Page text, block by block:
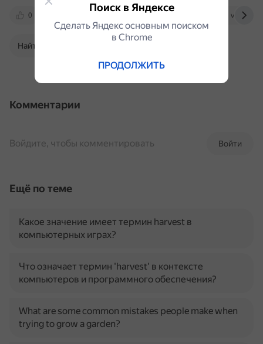
0 vk.com
Найти в Поиске
Комментарии
Войти
Войдите, чтобы комментировать
Ещё по теме
Какое значение имеет термин harvest в
компьютерных играх?
Что означает термин 'harvest' в контексте
компьютеров и программного обеспечения?
What are some common mistakes people make when
trying to grow a garden?
Поиск в Яндексе
Сделать Яндекс основным поиском
в Сhrome
ПРОДОЛЖИТЬ